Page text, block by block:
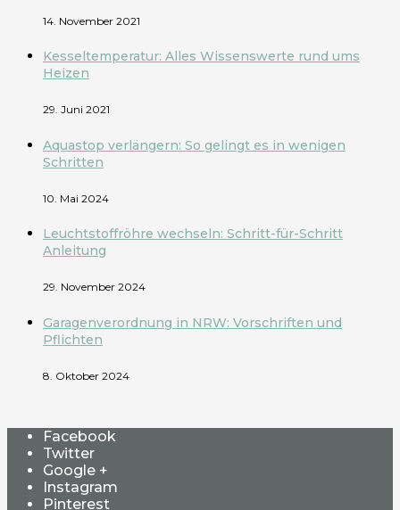
14. November 2021
Kesseltemperatur: Alles Wissenswerte rund ums
Heizen
29. Juni 2021
Aquastop verlängern: So gelingt es in wenigen
Schritten
10. Mai 2024
Leuchtstoffröhre wechseln: Schritt-für-Schritt
Anleitung
29. November 2024
Garagenverordnung in NRW: Vorschriften und
Pflichten
8. Oktober 2024
Facebook
Twitter
Google +
Instagram
Pinterest